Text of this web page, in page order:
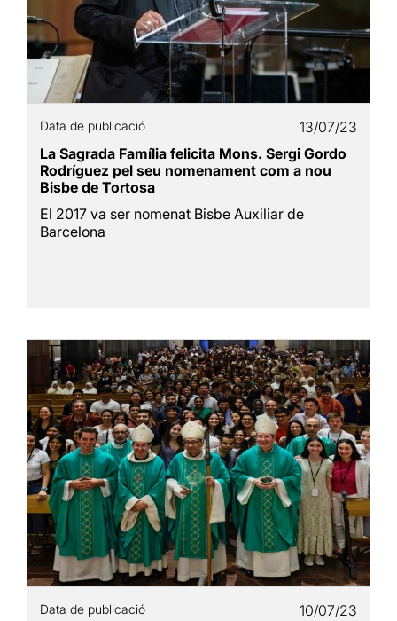
Data de publicació
13/07/23
La Sagrada Família felicita Mons. Sergi Gordo
Rodríguez pel seu nomenament com a nou
Bisbe de Tortosa
El 2017 va ser nomenat Bisbe Auxiliar de
Barcelona
Data de publicació 10/07/23